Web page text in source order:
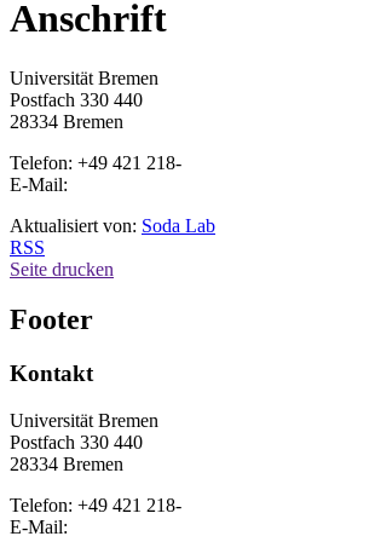
Anschrift
Universität Bremen
Postfach 330 440
28334 Bremen
Telefon: +49 421 218-
E-Mail:
Aktualisiert von: Soda Lab
RSS
Seite drucken
Footer
Kontakt
Universität Bremen
Postfach 330 440
28334 Bremen
Telefon: +49 421 218-
E-Mail: